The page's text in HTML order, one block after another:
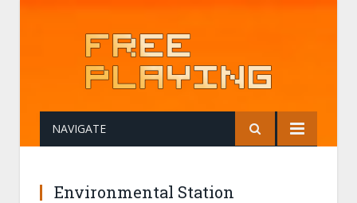
NAVIGATE
Environmental Station